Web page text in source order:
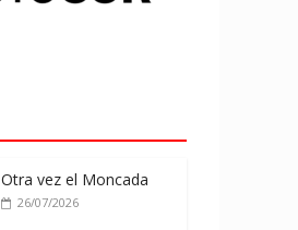
Otra vez el Moncada
26/07/2026